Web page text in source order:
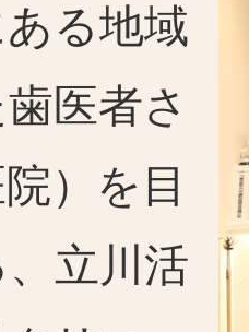
る地域
医者さ
）を目
立川活